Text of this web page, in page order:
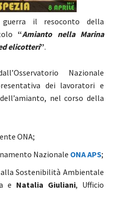
il resoconto della
“Amianto nella Marina
elicotteri”.
Nazionale
dei lavoratori e
nel corso della
ONA;
Nazionale ONA APS;
alla Sostenibilità Ambientale
e Natalia Giuliani, Ufficio